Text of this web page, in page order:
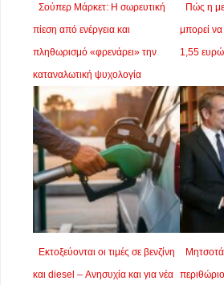
Σούπερ Μάρκετ: Η σωρευτική
πίεση από ενέργεια και
πληθωρισμό «φρενάρει» την
καταναλωτική ψυχολογία
Πώς η
μπορεί να
1,55 ευρώ
Εκτοξεύονται οι τιμές σε βενζίνη
και diesel – Ανησυχία και για νέα